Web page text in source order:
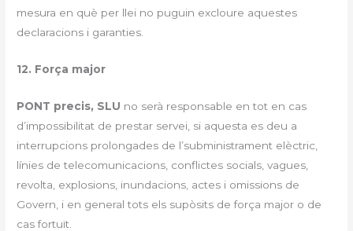
mesura en què per llei no puguin excloure aquestes
declaracions i garanties.
12. Força major
PONT precis, SLU no serà responsable en tot en cas
d’impossibilitat de prestar servei, si aquesta es deu a
interrupcions prolongades de l’subministrament elèctric,
línies de telecomunicacions, conflictes socials, vagues,
revolta, explosions, inundacions, actes i omissions de
Govern, i en general tots els supòsits de força major o de
cas fortuït.